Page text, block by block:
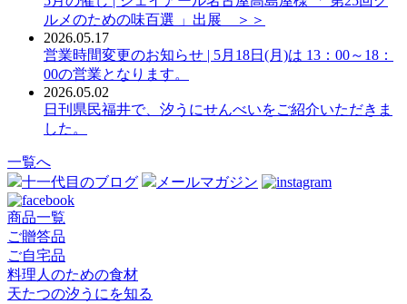
ルメのための味百選 」出展 ＞＞
2026.05.17
営業時間変更のお知らせ | 5月18日(月)は 13：00～18：
00の営業となります。
2026.05.02
日刊県民福井で、汐うにせんべいをご紹介いただきま
した。
一覧へ
十一代目のブログ
メールマガジン
商品一覧
ご贈答品
ご自宅品
料理人のための食材
天たつの汐うにを知る